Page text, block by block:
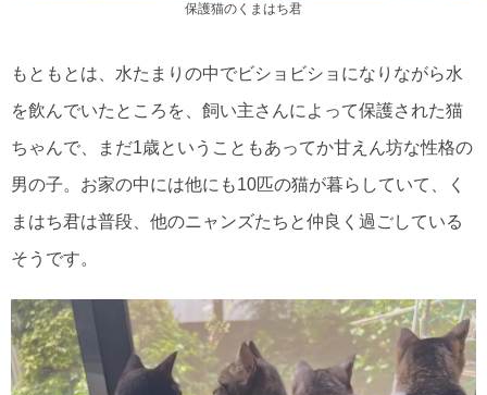
保護猫のくまはち君
もともとは、水たまりの中でビショビショになりながら水
を飲んでいたところを、飼い主さんによって保護された猫
ちゃんで、まだ1歳ということもあってか甘えん坊な性格の
男の子。お家の中には他にも10匹の猫が暮らしていて、く
まはち君は普段、他のニャンズたちと仲良く過ごしている
そうです。